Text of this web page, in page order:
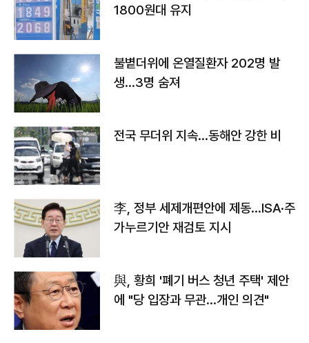
1800원대 유지
불볕더위에 온열질환자 202명 발
생…3명 숨져
전국 무더위 지속…동해안 강한 비
李, 정부 세제개편안에 제동…ISA·주
가누르기안 재검토 지시
與, 황희 '폐기 버스 청년 주택' 제안
에 "당 입장과 무관…개인 의견"